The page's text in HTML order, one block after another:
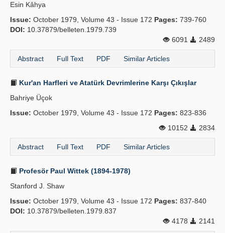
Esin Kâhya
Issue: October 1979, Volume 43 - Issue 172 Pages: 739-760
DOI: 10.37879/belleten.1979.739
6091
2489
Abstract Full Text PDF Similar Articles
Kur'an Harfleri ve Atatürk Devrimlerine Karşı Çıkışlar
Bahriye Üçok
Issue: October 1979, Volume 43 - Issue 172 Pages: 823-836
10152
2834
Abstract Full Text PDF Similar Articles
Profesör Paul Wittek (1894-1978)
Stanford J. Shaw
Issue: October 1979, Volume 43 - Issue 172 Pages: 837-840
DOI: 10.37879/belleten.1979.837
4178
2141